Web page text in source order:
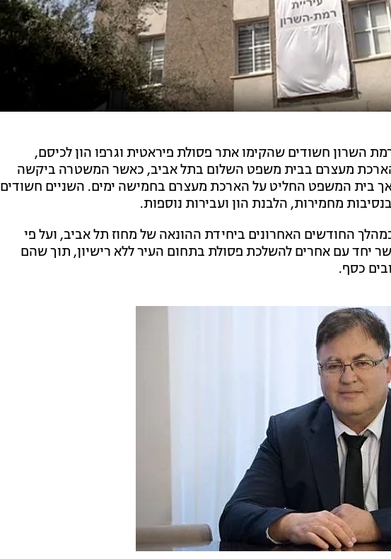
השרון חשודים שהקימו אתר פסולת פיראטית וגרפו הון לכיסם,
בהארכת מעצרם בבית משפט השלום בתל אביב, כאשר המשטרה ביקשה
בית המשפט החליט על הארכת מעצרם בחמישה ימים. השניים חשודים
מחמירות, הלבנת הון ועבירות נוספות.
החודשים האחרונים ביחידת ההונאה של מחוז תל אביב, ועל פי
יחד עם אחרים להשלכת פסולת בתחום העיר ללא רישיון, תוך שהם
כסף.